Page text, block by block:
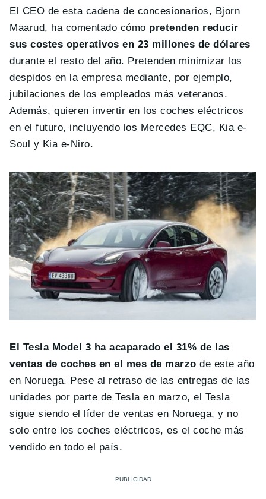
El CEO de esta cadena de concesionarios, Bjorn
Maarud, ha comentado cómo pretenden reducir
sus costes operativos en 23 millones de dólares
durante el resto del año. Pretenden minimizar los
despidos en la empresa mediante, por ejemplo,
jubilaciones de los empleados más veteranos.
Además, quieren invertir en los coches eléctricos
en el futuro, incluyendo los Mercedes EQC, Kia e-
Soul y Kia e-Niro.
El Tesla Model 3 ha acaparado el 31% de las
ventas de coches en el mes de marzo de este año
en Noruega. Pese al retraso de las entregas de las
unidades por parte de Tesla en marzo, el Tesla
sigue siendo el líder de ventas en Noruega, y no
solo entre los coches eléctricos, es el coche más
vendido en todo el país.